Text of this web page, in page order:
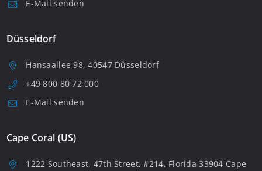
E-Mail senden
Düsseldorf
Hansaallee 98, 40547 Düsseldorf
+49 800 80 72 000
E-Mail senden
Cape Coral (US)
1222 Southeast, 47th Street, #214, Florida 33904 Cape